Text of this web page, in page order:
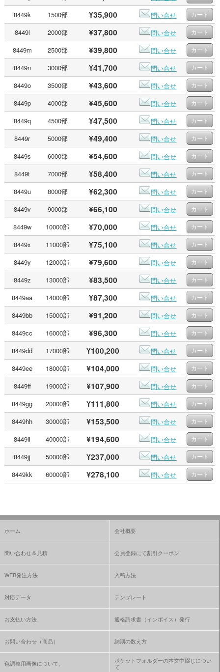
8449k
1500部 ¥35,900
問い合せ
8449l
2000部 ¥37,800
問い合せ
8449m
2500部 ¥39,800
問い合せ
8449n
3000部 ¥41,700
問い合せ
8449o
3500部 ¥43,600
問い合せ
8449p
4000部 ¥45,600
問い合せ
8449q
4500部 ¥47,500
問い合せ
8449r
5000部 ¥49,400
問い合せ
8449s
6000部 ¥54,600
問い合せ
8449t
7000部 ¥58,400
問い合せ
8449u
8000部 ¥62,300
問い合せ
8449v
9000部 ¥66,100
問い合せ
8449w
10000部 ¥70,000
問い合せ
8449x
11000部 ¥75,100
問い合せ
8449y
12000部 ¥79,600
問い合せ
8449z
13000部 ¥83,500
問い合せ
8449aa
14000部 ¥87,300
問い合せ
8449bb
15000部 ¥91,200
問い合せ
8449cc
16000部 ¥96,300
問い合せ
8449dd
17000部 ¥100,200
問い合せ
8449ee
18000部 ¥104,000
問い合せ
8449ff
19000部 ¥107,900
問い合せ
8449gg
20000部 ¥111,800
問い合せ
8449hh
30000部 ¥153,500
問い合せ
8449ii
40000部 ¥194,600
問い合せ
8449jj
50000部 ¥237,000
問い合せ
8449kk
60000部 ¥278,100 問い合せ
ホーム 会社概要
問い合わせ＆見積 会員登録にて割引クーポン
WEB発注方法 入稿方法
対応データ テンプレート
お支払い方法 適格請求書（インボイス）発行
お問い合わせ（商品） 納期の数え方
色調整用画像について、
ポケットフォルダーの本文中綴じについ
て